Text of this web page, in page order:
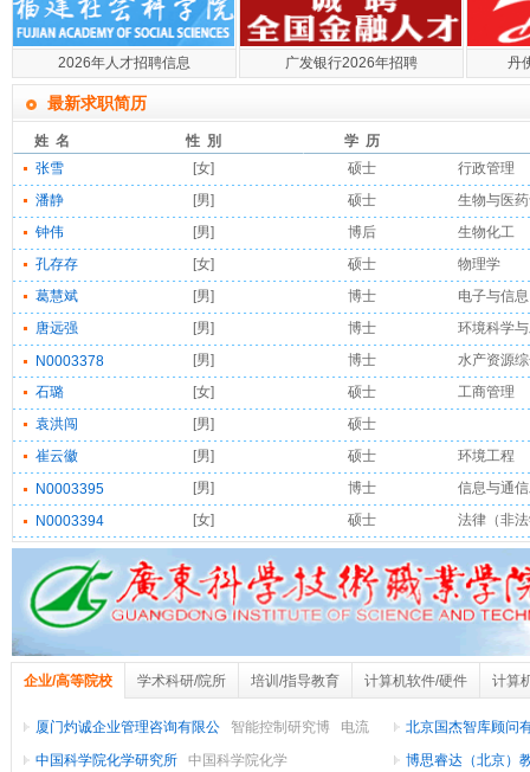
2026年人才招聘信息 广发银行2026年招聘 丹
最新求职简历
姓 名 性 別
学 历
张雪
[女] 硕士
行政管理
潘静
[男] 硕士
生物与医
钟伟
[男] 博后
生物化工
孔存存
[女] 硕士
物理学
葛慧斌
[男] 博士
电子与信息
唐远强
[男] 博士
环境科学
N0003378
[男] 博士
水产资源
石璐
[女] 硕士
工商管理
袁洪闯
[男]
硕士
崔云徽
[男] 硕士
环境工程
N0003395
[男] 博士
信息与通
N0003394
[女] 硕士 法律（非
企业/高等院校 学术科研/院所 培训/指导教育 计算机软件/硬件 计算
电子技术/半导体/集成电路
厦门灼诚企业管理咨询有限公 智能控制研究博
电流
传感器芯片
北京国杰智库顾问
合培
中国科学院化学研究所 中国科学院化学 博思睿达（北京）